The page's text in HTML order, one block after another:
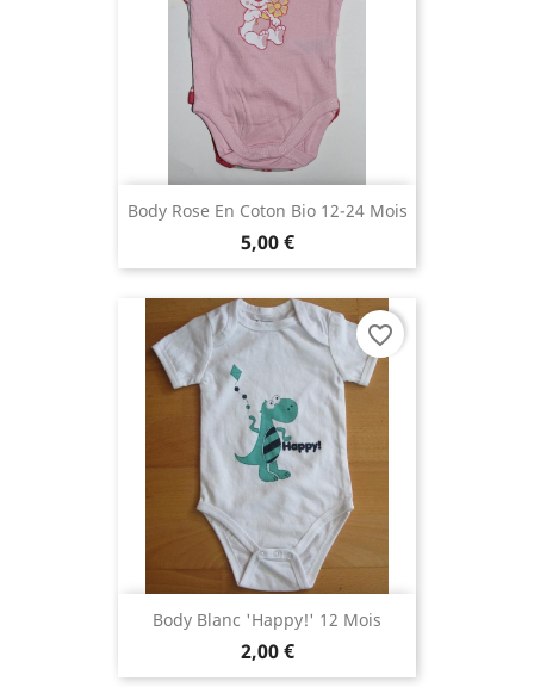
Body Rose En Coton Bio 12-24 Mois
5,00 €
Body Blanc 'Happy!' 12 Mois
2,00 €
favorite_border